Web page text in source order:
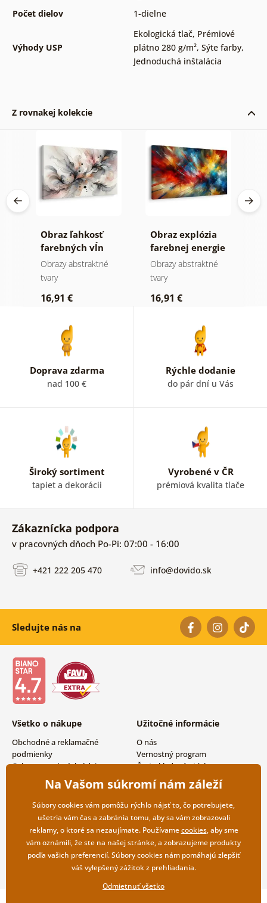
Počet dielov
1-dielne
Výhody USP
Ekologická tlač, Prémiové
plátno 280 g/m², Sýte farby,
Jednoduchá inštalácia
Z rovnakej kolekcie
Obraz ľahkosť
farebných vĺn
Obrazy abstraktné
tvary
16,91 €
Obraz explózia
farebnej energie
Obrazy abstraktné
tvary
16,91 €
Doprava zdarma
nad 100 €
Rýchle dodanie
do pár dní u Vás
Široký sortiment
tapiet a dekorácii
Vyrobené v ČR
prémiová kvalita tlače
Zákaznícka podpora
v pracovných dňoch Po-Pi: 07:00 - 16:00
+421 222 205 470 info@dovido.sk
Sledujte nás na
Všetko o nákupe
Obchodné a reklamačné
podmienky
Ochrana osobných údajov
Možnosti dopravy a platby
Vrátenie tovaru
Užitočné informácie
O nás
Vernostný program
Často kladené otázky
Magazín
Kontakty
Veľkoobchodná spolupráca
Na Vašom súkromí nám záleží
Súbory cookies vám pomôžu rýchlo nájsť to, čo potrebujete,
ušetria vám čas a zabránia tomu, aby sa vám zobrazovali
reklamy, o ktoré sa nezaujímate. Používamecookies, aby sme
vám oznámili, že ste na našej stránke, a zobrazujeme produkty
podľa vašich preferencií. Súbory cookies nám pomáhajú zlepšiť
váš vylepšený zážitok z prehliadania.
Odmietnuť všetko